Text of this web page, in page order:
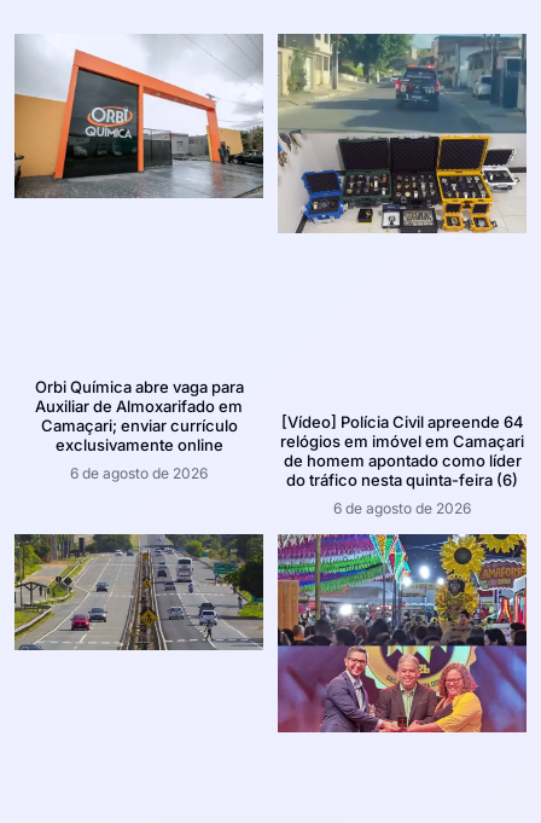
Orbi Química abre vaga para
Auxiliar de Almoxarifado em
Camaçari; enviar currículo
exclusivamente online
6 de agosto de 2026
[Vídeo] Polícia Civil apreende 64
relógios em imóvel em Camaçari
de homem apontado como líder
do tráfico nesta quinta-feira (6)
6 de agosto de 2026